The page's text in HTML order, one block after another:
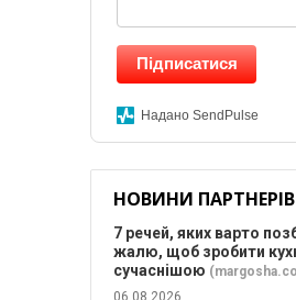
Підписатися
Надано SendPulse
НОВИНИ ПАРТНЕРІВ
7 речей, яких варто
жалю, щоб зробити
сучаснішою
06.08.2026